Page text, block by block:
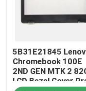
Sobre nós
Excursão da
Controle da
5B31E21845
Chromebook 100E
2ND GEN MTK 2
LCD Bezel Cover